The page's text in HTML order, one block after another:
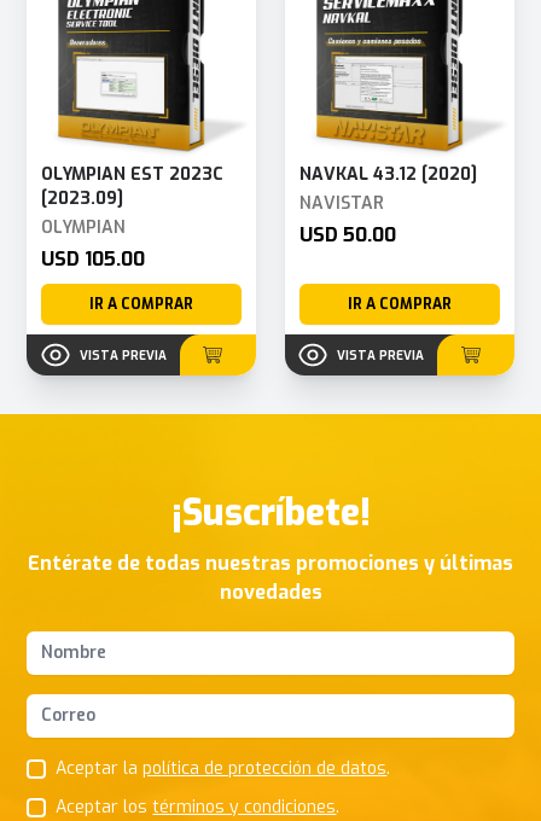
OLYMPIAN EST 2023C
[2023.09]
OLYMPIAN
USD 105.00
IR A COMPRAR
VISTA PREVIA
NAVKAL 43.12 [2020]
NAVISTAR
USD 50.00
IR A COMPRAR
VISTA PREVIA
¡Suscríbete!
Entérate de todas nuestras promociones y últimas
novedades
Nombres y apellidos
Correo Electrónico
Aceptar lapolítica de protección de datos.
Aceptar lostérminos y condiciones.